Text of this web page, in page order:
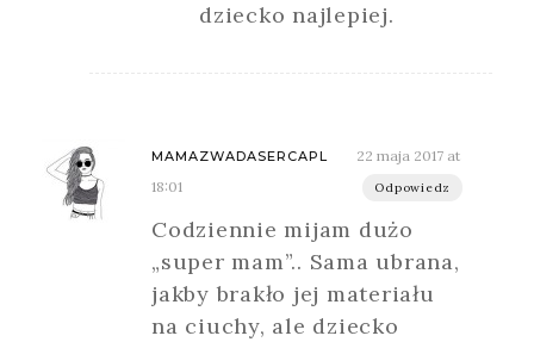
dziecko najlepiej.
MAMAZWADASERCAPL
22 maja 2017 at
18:01
Odpowiedz
Codziennie mijam dużo
„super mam”.. Sama ubrana,
jakby brakło jej materiału
na ciuchy, ale dziecko